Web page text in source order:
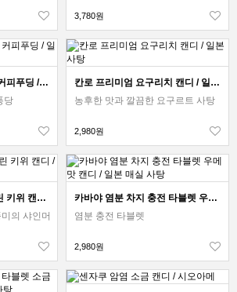
3,780원
칼디 커피젤리 인 밀크 커피푸딩 / 일본 KALDI
당
칸로 프리미엄 요구리치 캔디 / 일본 사탕
농후한 맛과 깔끔한 요구르트 사탕
2,980원
일본 라이온 골드 & 그린 키위 캔디 / 일본 사탕
의 샤인머
카바야 염분 차지 충전 타블렛 우메맛 캔디 / 일본 매실 사탕
염분 충전 타블렛
2,980원